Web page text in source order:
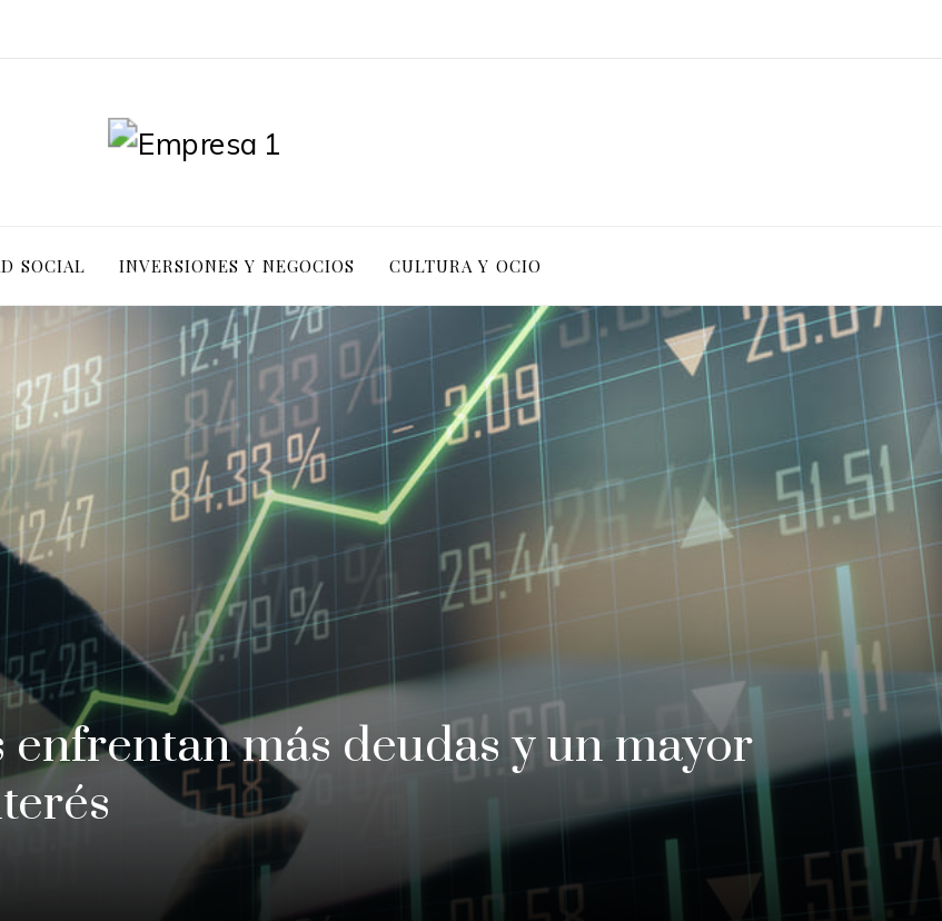
SOCIAL INVERSIONES Y NEGOCIOS CULTURA Y OCIO
más deudas y un mayor